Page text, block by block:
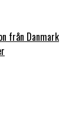
från Danmark